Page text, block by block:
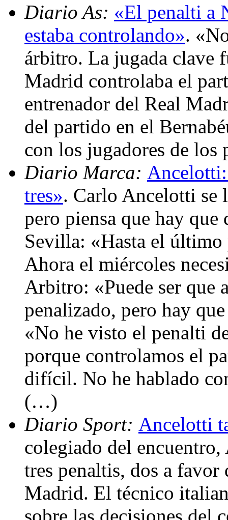
Diario As: «El penalti a
estaba controlando».
árbitro. La jugada clave
Madrid controlaba el
entrenador del Real
del partido en el
con los jugadores de
Diario Marca:
tres». Carlo Ancelotti se
pero piensa que hay que
Sevilla: «Hasta el
Ahora el miércoles
Arbitro: «Puede ser que
penalizado, pero hay
«No he visto el penalti
porque controlamos el
difícil. No he hablado
(…)
Diario Sport: Ancelotti
colegiado del
tres penaltis, dos a
Madrid. El técnico
sobre las decisiones del